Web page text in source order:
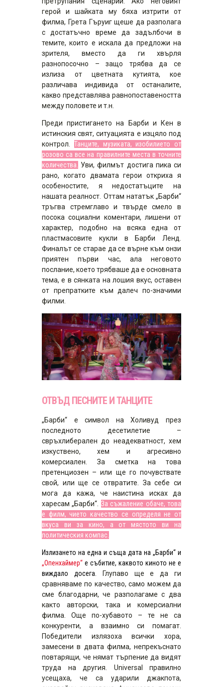
герой и шайката му бяха изтрити от
филма, Грета Гъруиг щеше да разполага
с достатъчно време да задълбочи в
темите, които е искала да предложи на
зрителя, вместо да ги хвърля
разнопосочно – защо трябва да се
излиза от цветната кутията, кое
различава индивида от останалите,
какво представлява равнопоставеността
между половете и т.н.
Преди пристигането на Барби и Кен в
истинския свят, ситуацията е изцяло под
контрол. Танците, музиката, изобилието от
розово са все на правилните места в точните
количества.
Уви, филмът достига пика си
рано, когато двамата герои откриха я
особеностите, я недостатъците на
нашата реалност. Оттам нататък „Барби“
тръгва стремглаво и твърде смело в
посока социални коментари, лишени от
характер, подобно на всяка една от
пластмасовите кукли в Барби Ленд.
Финалът се старае да се върне към онзи
приятен първи час, ала неговото
послание, което трябваше да е основната
тема, е в сянката на лошия вкус, оставен
от препратките към далеч по-значими
филми.
ОТВЪД ПЕСНИТЕ И ТАНЦИТЕ
„Барби“ е символ на Холивуд през
последното десетилетие –
свръхлиберален до неадекватност, хем
изкуствено, хем и агресивно
комерсиален. За сметка на това
претенциозен – или ще го почувствате
свой, или ще се отвратите. За себе си
мога да кажа, че наистина исках да
харесам „Барби“. За съжаление обаче, това
е филм, чието качество се определя не от
вкуса ви за кино, а от мястото ви на
политическия компас.
Излизането на една и съща дата на „Барби“ и
„Опенхаймер“ е събитие, каквото киното не е
виждало досега.
Глупаво ще е да ги
сравняваме по качество, само можем да
сме благодарни, че разполагаме с два
както авторски, така и комерсиални
филма. Още по-хубавото – те не са
конкуренти, а взаимно си помагат.
Победители излязоха всички хора,
замесени в двата филма, непрекъснато
повтарящи, че нямат търпение да видят
труда на другия. Universal правилно
усещаха, че са ударили джакпота,